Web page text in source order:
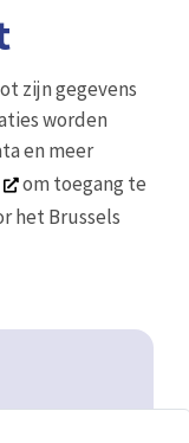
zijn gegevens
worden
en meer
om toegang te
het Brussels